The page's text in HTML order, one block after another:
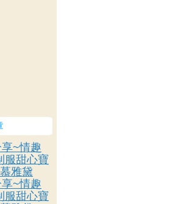
~情趣
服甜心寶
雅黛
~情趣
服甜心寶